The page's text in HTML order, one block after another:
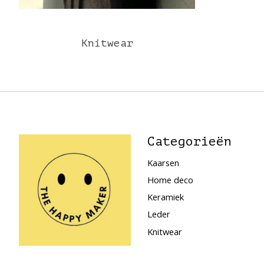
Knitwear
Categorieën
Kaarsen
Home deco
Keramiek
Leder
Knitwear